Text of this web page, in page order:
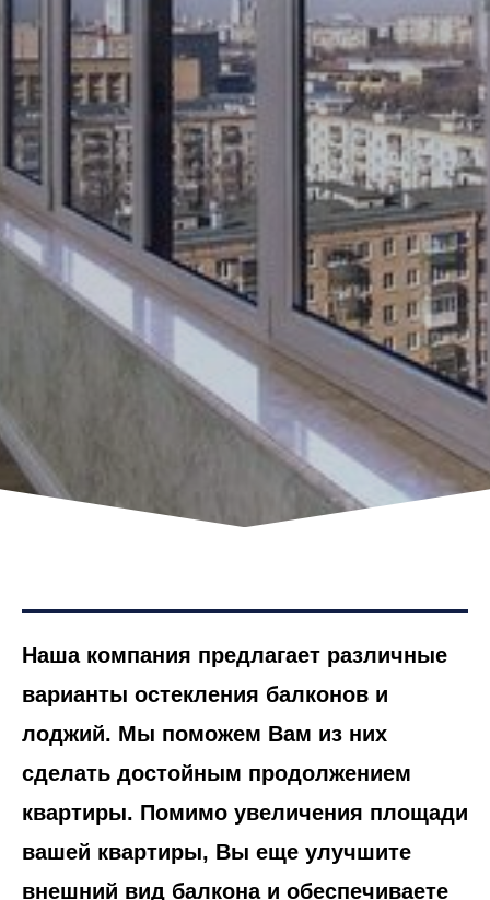
Наша компания предлагает различные
варианты остекления балконов и
лоджий. Мы поможем Вам из них
сделать достойным продолжением
квартиры. Помимо увеличения площади
вашей квартиры, Вы еще улучшите
внешний вид балкона и обеспечиваете